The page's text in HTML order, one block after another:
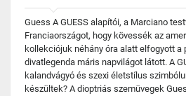
Guess A GUESS alapítói, a Marciano
Franciaországot, hogy kövessék az
kollekciójuk néhány óra alatt elfogyott a
divatlegenda máris napvilágot látott. A
kalandvágyó és szexi életstílus
készültek? A dioptriás szemüvegek